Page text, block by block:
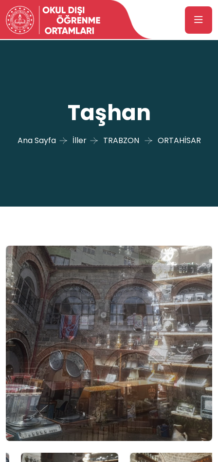
Taşhan
Ana Sayfa İller TRABZON ORTAHİSAR